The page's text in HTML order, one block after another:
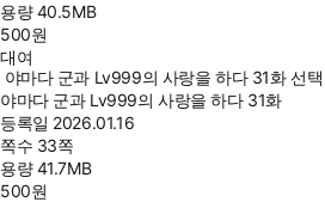
용량40.5MB
500원
대여
야마다 군과 Lv999의 사랑을 하다 31화 선택
야마다 군과 Lv999의 사랑을 하다 31화
등록일 2026.01.16
쪽수 33쪽
용량41.7MB
500원